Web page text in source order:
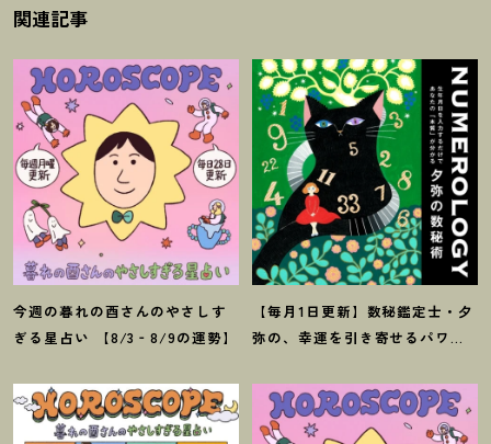
関連記事
今週の暮れの酉さんのやさしす
ぎる星占い 【8/3‐8/9の運勢】
【毎月1日更新】数秘鑑定士・夕
弥の、幸運を引き寄せるパワー